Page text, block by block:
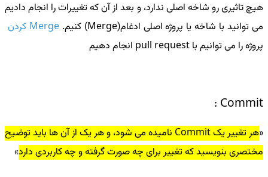
هیچ تاثیری رو شاخه اصلی ندارد، و بعد از آن که تغییرات را انجام دادیم
می توانید با شاخه یا پروژه اصلی ادغام(Merge) کنیم.
Merge کردن
پروژه را می توانیم با pull request انجام دهیم
Commit :
هر تغییر یک Commit نامیده می شود، و هر یک از آن ها باید توضیح
مختصری بنویسید که تغییر برای چه صورت گرفته و چه کاربردی دارد